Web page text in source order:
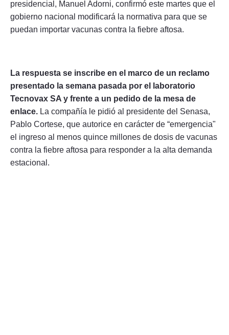
presidencial, Manuel Adorni, confirmó este martes que el
gobierno nacional modificará la normativa para que se
puedan importar vacunas contra la fiebre aftosa.
La respuesta se inscribe en el marco de un reclamo
presentado la semana pasada por el laboratorio
Tecnovax SA y frente a un pedido de la mesa de
enlace. La compañía le pidió al presidente del Senasa,
Pablo Cortese, que autorice en carácter de “emergencia"
el ingreso al menos quince millones de dosis de vacunas
contra la fiebre aftosa para responder a la alta demanda
estacional.